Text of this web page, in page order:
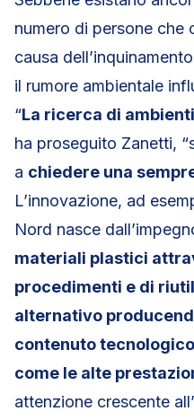
numero di persone che
causa
il rumore ambientale
“La ricerca di
ha proseguito Zanetti,
a chiedere una
L’innovazione, ad
Nord nasce
materiali plastici
procedimenti e di
alternativo
contenuto
come le alte
attenzione crescente